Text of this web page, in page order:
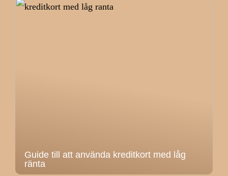
Guide till att använda kreditkort med låg
ränta